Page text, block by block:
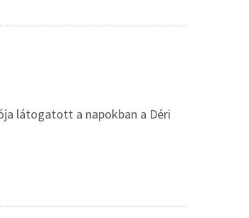
látogatott a napokban a Déri